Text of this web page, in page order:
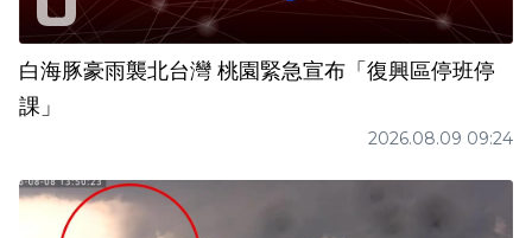
白海豚豪雨襲北台灣 桃園緊急宣布「復興區停班停
課」
2026.08.09 09:24